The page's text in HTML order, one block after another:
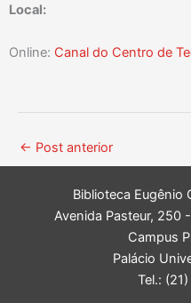
Local:
Online: Canal do Centro de
← Post anterior
Biblioteca Eugênio
Avenida Pasteur, 250
Campus
Palácio
Tel.: